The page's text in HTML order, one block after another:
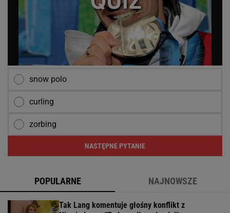
snow polo
curling
zorbing
NASTĘPNE PYTANIE
POPULARNE NAJNOWSZE
Tak Lang komentuje głośny konflikt z